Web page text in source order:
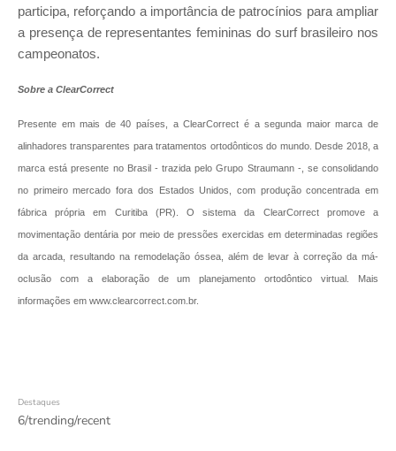
participa, reforçando a importância de patrocínios para ampliar
a presença de representantes femininas do surf brasileiro nos
campeonatos.
Sobre a ClearCorrect
Presente em mais de 40 países, a ClearCorrect é a segunda maior marca de
alinhadores transparentes para tratamentos ortodônticos do mundo. Desde 2018, a
marca está presente no Brasil - trazida pelo Grupo Straumann -, se consolidando
no primeiro mercado fora dos Estados Unidos, com produção concentrada em
fábrica própria em Curitiba (PR). O sistema da ClearCorrect promove a
movimentação dentária por meio de pressões exercidas em determinadas regiões
da arcada, resultando na remodelação óssea, além de levar à correção da má-
oclusão com a elaboração de um planejamento ortodôntico virtual. Mais
informações em www.clearcorrect.com.br.
Destaques
6/trending/recent